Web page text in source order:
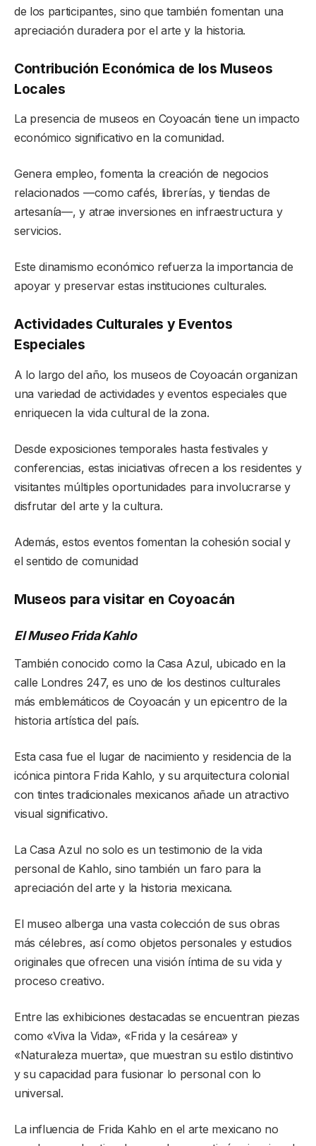
de los participantes, sino que también fomentan una
apreciación duradera por el arte y la historia.
Contribución Económica de los Museos
Locales
La presencia de museos en Coyoacán tiene un impacto
económico significativo en la comunidad.
Genera empleo, fomenta la creación de negocios
relacionados —como cafés, librerías, y tiendas de
artesanía—, y atrae inversiones en infraestructura y
servicios.
Este dinamismo económico refuerza la importancia de
apoyar y preservar estas instituciones culturales.
Actividades Culturales y Eventos
Especiales
A lo largo del año, los museos de Coyoacán organizan
una variedad de actividades y eventos especiales que
enriquecen la vida cultural de la zona.
Desde exposiciones temporales hasta festivales y
conferencias, estas iniciativas ofrecen a los residentes y
visitantes múltiples oportunidades para involucrarse y
disfrutar del arte y la cultura.
Además, estos eventos fomentan la cohesión social y
el sentido de comunidad
Museos para visitar en Coyoacán
El Museo Frida Kahlo
También conocido como la Casa Azul, ubicado en la
calle Londres 247, es uno de los destinos culturales
más emblemáticos de Coyoacán y un epicentro de la
historia artística del país.
Esta casa fue el lugar de nacimiento y residencia de la
icónica pintora Frida Kahlo, y su arquitectura colonial
con tintes tradicionales mexicanos añade un atractivo
visual significativo.
La Casa Azul no solo es un testimonio de la vida
personal de Kahlo, sino también un faro para la
apreciación del arte y la historia mexicana.
El museo alberga una vasta colección de sus obras
más célebres, así como objetos personales y estudios
originales que ofrecen una visión íntima de su vida y
proceso creativo.
Entre las exhibiciones destacadas se encuentran piezas
como «Viva la Vida», «Frida y la cesárea» y
«Naturaleza muerta», que muestran su estilo distintivo
y su capacidad para fusionar lo personal con lo
universal.
La influencia de Frida Kahlo en el arte mexicano no